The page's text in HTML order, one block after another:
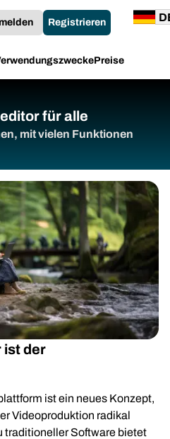
Preise
Registrieren
für alle
mit vielen Funktionen
ist der
ist ein neues Konzept,
Videoproduktion radikal
traditioneller Software bietet